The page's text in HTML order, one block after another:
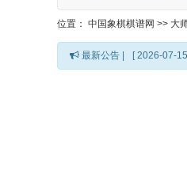
位置： 中国象棋棋谱网 >> 大
最新公告 | [ 2026-07-